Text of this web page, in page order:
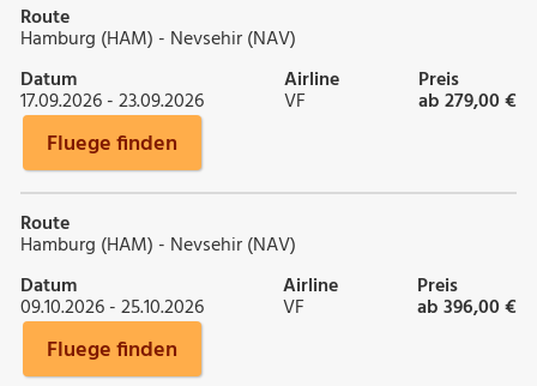
Route
Hamburg (HAM) - Nevsehir (NAV)
Datum
17.09.2026 - 23.09.2026
Airline
VF
Preis
ab 279,00 €
Fluege finden
Route
Hamburg (HAM) - Nevsehir (NAV)
Datum
09.10.2026 - 25.10.2026
Airline
VF
Preis
ab 396,00 €
Fluege finden